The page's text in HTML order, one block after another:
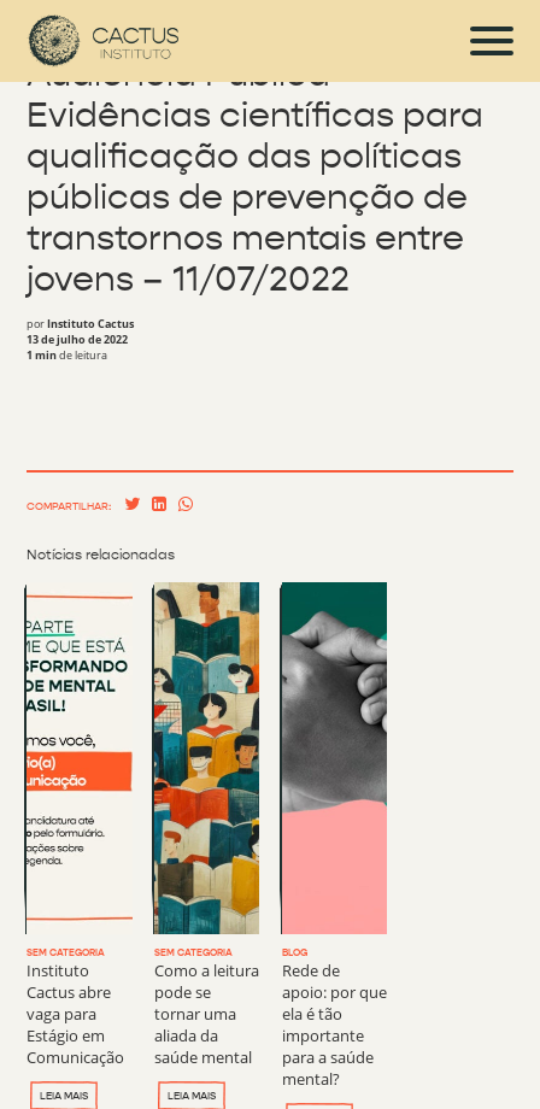
Audiência Pública –
Evidências científicas para
qualificação das políticas
públicas de prevenção de
transtornos mentais entre
jovens – 11/07/2022
porInstituto Cactus
13 de julho de 2022
1 minde leitura
COMPARTILHAR:
Notícias relacionadas
SEM CATEGORIA
Instituto
Cactus abre
vaga para
Estágio em
Comunicação
LEIA MAIS
SEM CATEGORIA
Como a leitura
pode se
tornar uma
aliada da
saúde mental
LEIA MAIS
BLOG
Rede de
apoio: por que
ela é tão
importante
para a saúde
mental?